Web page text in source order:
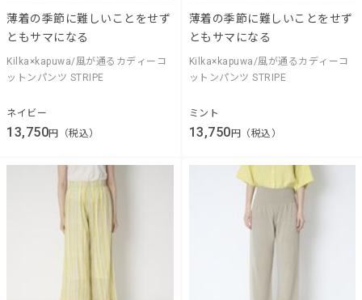
薄着の季節に難しいことをせず
ともサマになる
Kilka×kapuwa/風が通るカディーコ
ットンパンツ STRIPE
ネイビー
13,750円（税込）
薄着の季節に難しいことをせず
ともサマになる
Kilka×kapuwa/風が通るカディーコ
ットンパンツ STRIPE
ミント
13,750円（税込）